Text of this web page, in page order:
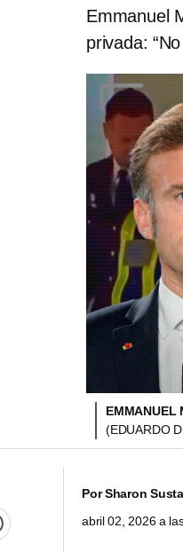
Emmanuel
privada:
EMMANUEL
(EDUARDO
PorSharon
abril 02, 2026 a